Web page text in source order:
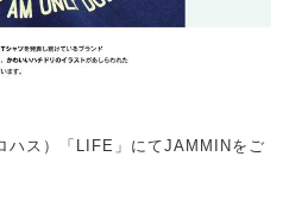
ハス）「LIFE」にてJAMMINをご